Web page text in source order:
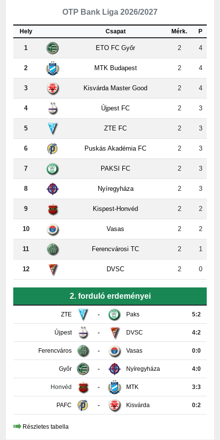
Csapat
1 ETO FC Győr 2 4
2 MTK Budapest 2 4
3 Kisvárda Master Good 2 4
4 Újpest FC 2 3
5 ZTE FC 2 3
6 Puskás Akadémia FC 2 3
7 PAKSI FC 2 3
8 Nyíregyháza 2 3
9 Kispest-Honvéd 2 2
10 Vasas 2 2
11 Ferencvárosi TC 2 1
12 DVSC 2 0
ZTE - Paks
Újpest DVSC 4:2
Ferencváros Vasas 0:0
Győr Nyíregyháza 4:0
Honvéd MTK 3:3
PAFC Kisvárda 0:2
Részletes tabella